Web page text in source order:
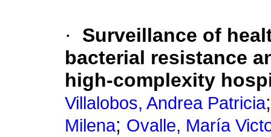
·
Surveillance of
bacterial resistance
high-complexity
Villalobos, Andrea Patricia
Milena; Ovalle, María